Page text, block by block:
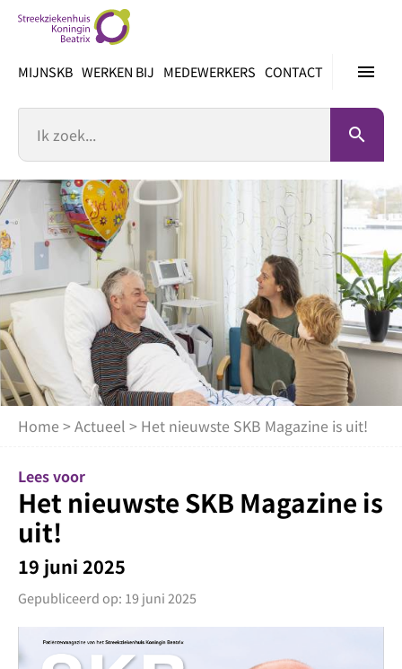
inhoud
menu
MIJNSKB WERKEN BIJ MEDEWERKERS CONTACT
search
Home >Actueel > Het nieuwste SKB Magazine is uit!
Lees voor
Het nieuwste SKB Magazine is
uit!
19 juni 2025
Gepubliceerd op: 19 juni 2025